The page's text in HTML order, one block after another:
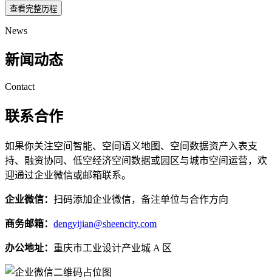
查看完整历程
News
新闻动态
Contact
联系合作
如果你关注空间智能、空间语义地图、空间数据资产入表支
持、融资协同、低空经济空间数据或园区与城市空间运营，欢
迎通过企业微信或邮箱联系。
企业微信： 扫码添加企业微信，备注单位与合作方向
商务邮箱： dengyijian@sheencity.com
办公地址： 重庆市工业设计产业城 A 区